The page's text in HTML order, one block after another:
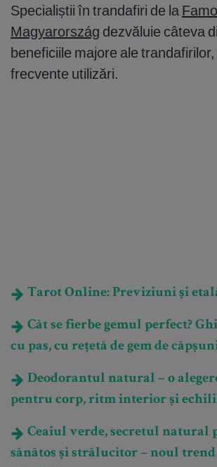
Specialiștii în trandafiri de la
Magyarország dezvăluie câteva
beneficiile majore ale
frecvente utilizări.
Tarot Online: Previziuni și
Cât se fierbe gemul perfect?
cu pas, cu rețetă de gem de
Deodorantul natural – o
pentru corp, ritm interior și
Ceaiul verde, secretul natural
sănătos și strălucitor – noul